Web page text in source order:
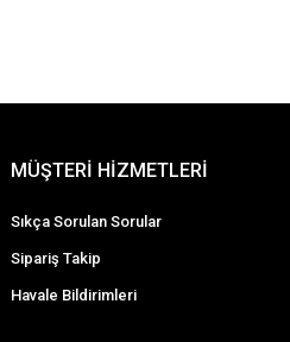
MÜŞTERİ HİZMETLERİ
Sıkça Sorulan Sorular
Sipariş Takip
Havale Bildirimleri